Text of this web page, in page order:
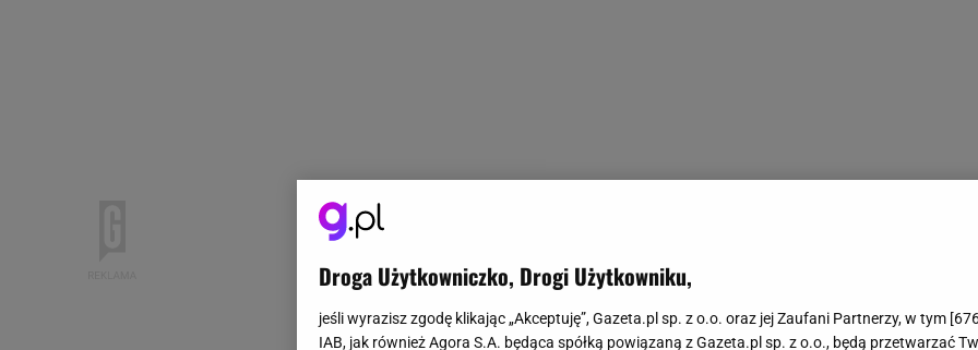
Droga Użytkowniczko, Drogi Użytkowniku,
jeśli wyrazisz zgodę klikając „Akceptuję”, Gazeta.pl sp. z o.o. oraz jej Zaufani Partnerzy, w tym [
IAB, jak również Agora S.A. będąca spółką powiązaną z Gazeta.pl sp. z o.o., będą przetwarzać